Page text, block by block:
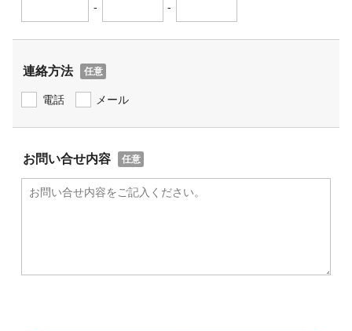
- -
連絡方法
電話 メール
お問い合せ内容